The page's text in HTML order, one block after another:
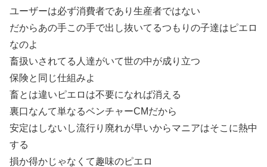
ユーザーは必ず消費者であり生産者ではない
だからあの手この手で出し抜いてるつもりの子達はピエロ
なのよ
畜扱いされてる人達がいて世の中が成り立つ
保険と同じ仕組みよ
畜とは違いピエロは不要になれば消える
裏口なんて単なるベンチャーCMだから
安定はしないし流行り廃れが早いからマニアはそこに熱中
する
損か得かじゃなくて趣味のピエロ